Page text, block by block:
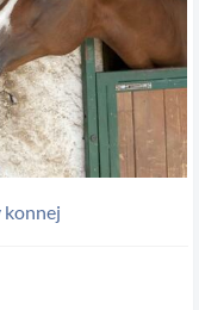
konnej